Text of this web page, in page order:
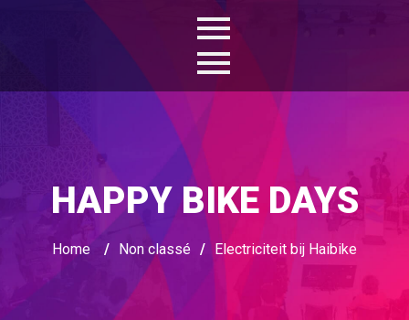
HAPPY BIKE DAYS
Home / Non classé / Electriciteit bij Haibike